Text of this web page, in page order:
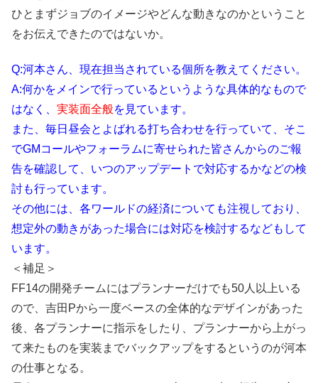
ひとまずジョブのイメージやどんな動きなのかということ
をお伝えできたのではないか。
Q:河本さん、現在担当されている個所を教えてください。
A:何かをメインで行っているというような具体的なもので
はなく、 実装面全般を見ています。
また、毎日昼会とよばれる打ち合わせを行っていて、そこ
でGMコールやフォーラムに寄せられた皆さんからのご報
告を確認して、いつのアップデートで対応するかなどの検
討も行っています。
その他には、各ワールドの経済についても注視しており、
想定外の動きがあった場合には対応を検討するなどもして
います。
＜補足＞
FF14の開発チームにはプランナーだけでも50人以上いる
ので、吉田Pから一度ベースの全体的なデザインがあった
後、各プランナーに指示をしたり、プランナーから上がっ
て来たものを実装までバックアップをするというのが河本
の仕事となる。